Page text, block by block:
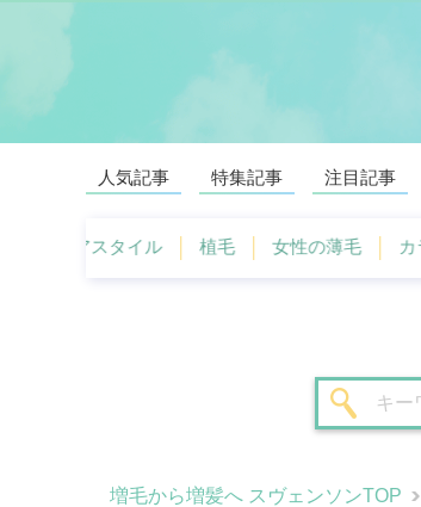
人気記事 特集記事 注目記事
ヘアスタイル 植毛 女性の薄毛 カラー
増毛から増髪へ スヴェンソンTOP